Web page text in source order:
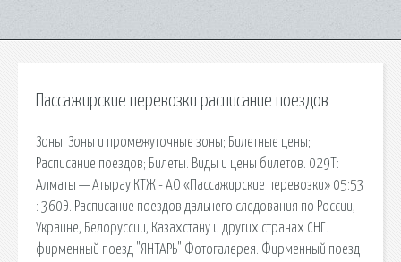
Пассажирские перевозки расписание поездов
Зоны. Зоны и промежуточные зоны; Билетные цены;
Расписание поездов; Билеты. Виды и цены билетов. 029Т:
Алматы — Атырау КТЖ - АО «Пассажирские перевозки» 05:53
: 360Э. Расписание поездов дальнего следования по России,
Украине, Белоруссии, Казахстану и других странах СНГ.
фирменный поезд "ЯНТАРЬ" Фотогалерея. Фирменный поезд